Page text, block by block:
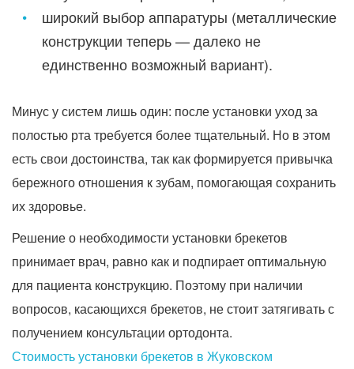
широкий выбор аппаратуры (металлические
конструкции теперь — далеко не
единственно возможный вариант).
Минус у систем лишь один: после установки уход за
полостью рта требуется более тщательный. Но в этом
есть свои достоинства, так как формируется привычка
бережного отношения к зубам, помогающая сохранить
их здоровье.
Решение о необходимости установки брекетов
принимает врач, равно как и подпирает оптимальную
для пациента конструкцию. Поэтому при наличии
вопросов, касающихся брекетов, не стоит затягивать с
получением консультации ортодонта.
Стоимость установки брекетов в Жуковском